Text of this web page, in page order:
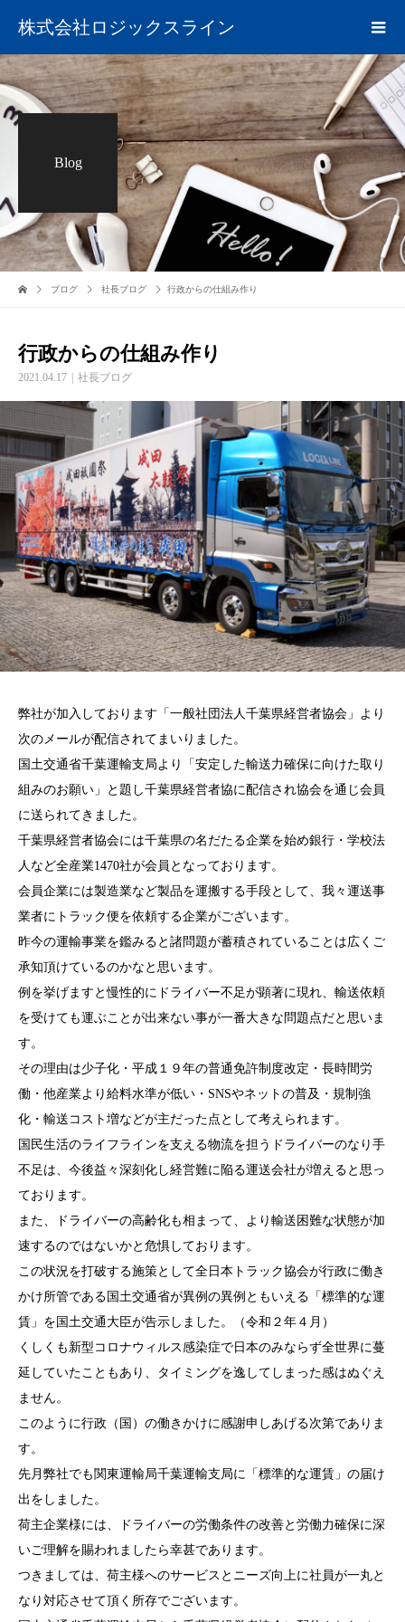
株式会社ロジックスライン
Blog
ブログ 社長ブログ 行政からの仕組み作り
行政からの仕組み作り
2021.04.17 社長ブログ
弊社が加入しております「一般社団法人千葉県経営者協会」より
次のメールが配信されてまいりました。
国土交通省千葉運輸支局より「安定した輸送力確保に向けた取り
組みのお願い」と題し千葉県経営者協に配信され協会を通じ会員
に送られてきました。
千葉県経営者協会には千葉県の名だたる企業を始め銀行・学校法
人など全産業1470社が会員となっております。
会員企業には製造業など製品を運搬する手段として、我々運送事
業者にトラック便を依頼する企業がございます。
昨今の運輸事業を鑑みると諸問題が蓄積されていることは広くご
承知頂けているのかなと思います。
例を挙げますと慢性的にドライバー不足が顕著に現れ、輸送依頼
を受けても運ぶことが出来ない事が一番大きな問題点だと思いま
す。
その理由は少子化・平成１９年の普通免許制度改定・長時間労
働・他産業より給料水準が低い・SNSやネットの普及・規制強
化・輸送コスト増などが主だった点として考えられます。
国民生活のライフラインを支える物流を担うドライバーのなり手
不足は、今後益々深刻化し経営難に陥る運送会社が増えると思っ
ております。
また、ドライバーの高齢化も相まって、より輸送困難な状態が加
速するのではないかと危惧しております。
この状況を打破する施策として全日本トラック協会が行政に働き
かけ所管である国土交通省が異例の異例ともいえる「標準的な運
賃」を国土交通大臣が告示しました。（令和２年４月）
くしくも新型コロナウィルス感染症で日本のみならず全世界に蔓
延していたこともあり、タイミングを逸してしまった感はぬぐえ
ません。
このように行政（国）の働きかけに感謝申しあげる次第でありま
す。
先月弊社でも関東運輸局千葉運輸支局に「標準的な運賃」の届け
出をしました。
荷主企業様には、ドライバーの労働条件の改善と労働力確保に深
いご理解を賜われましたら幸甚であります。
つきましては、荷主様へのサービスとニーズ向上に社員が一丸と
なり対応させて頂く所存でございます。